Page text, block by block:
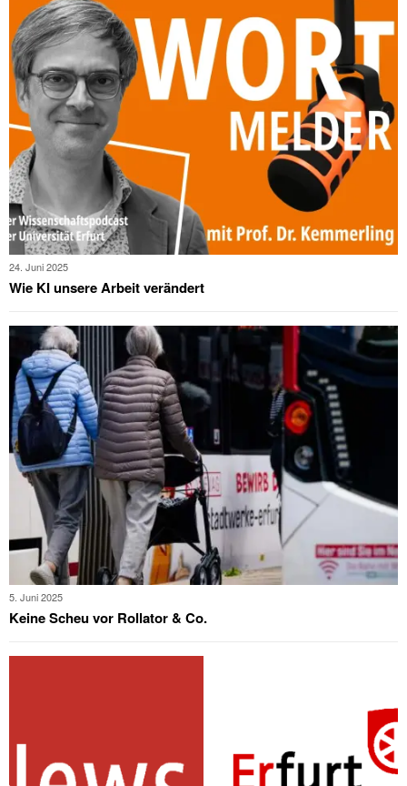
24. Juni 2025
Wie KI unsere Arbeit verändert
5. Juni 2025
Keine Scheu vor Rollator & Co.